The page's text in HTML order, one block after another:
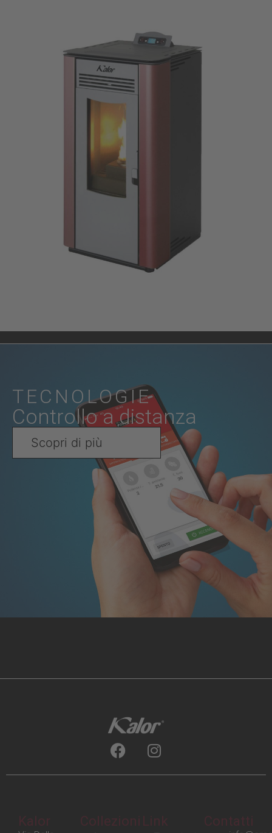
TECNOLOGIE
Controllo a distanza
Scopri di più
Kalor Collezioni Link Contatti